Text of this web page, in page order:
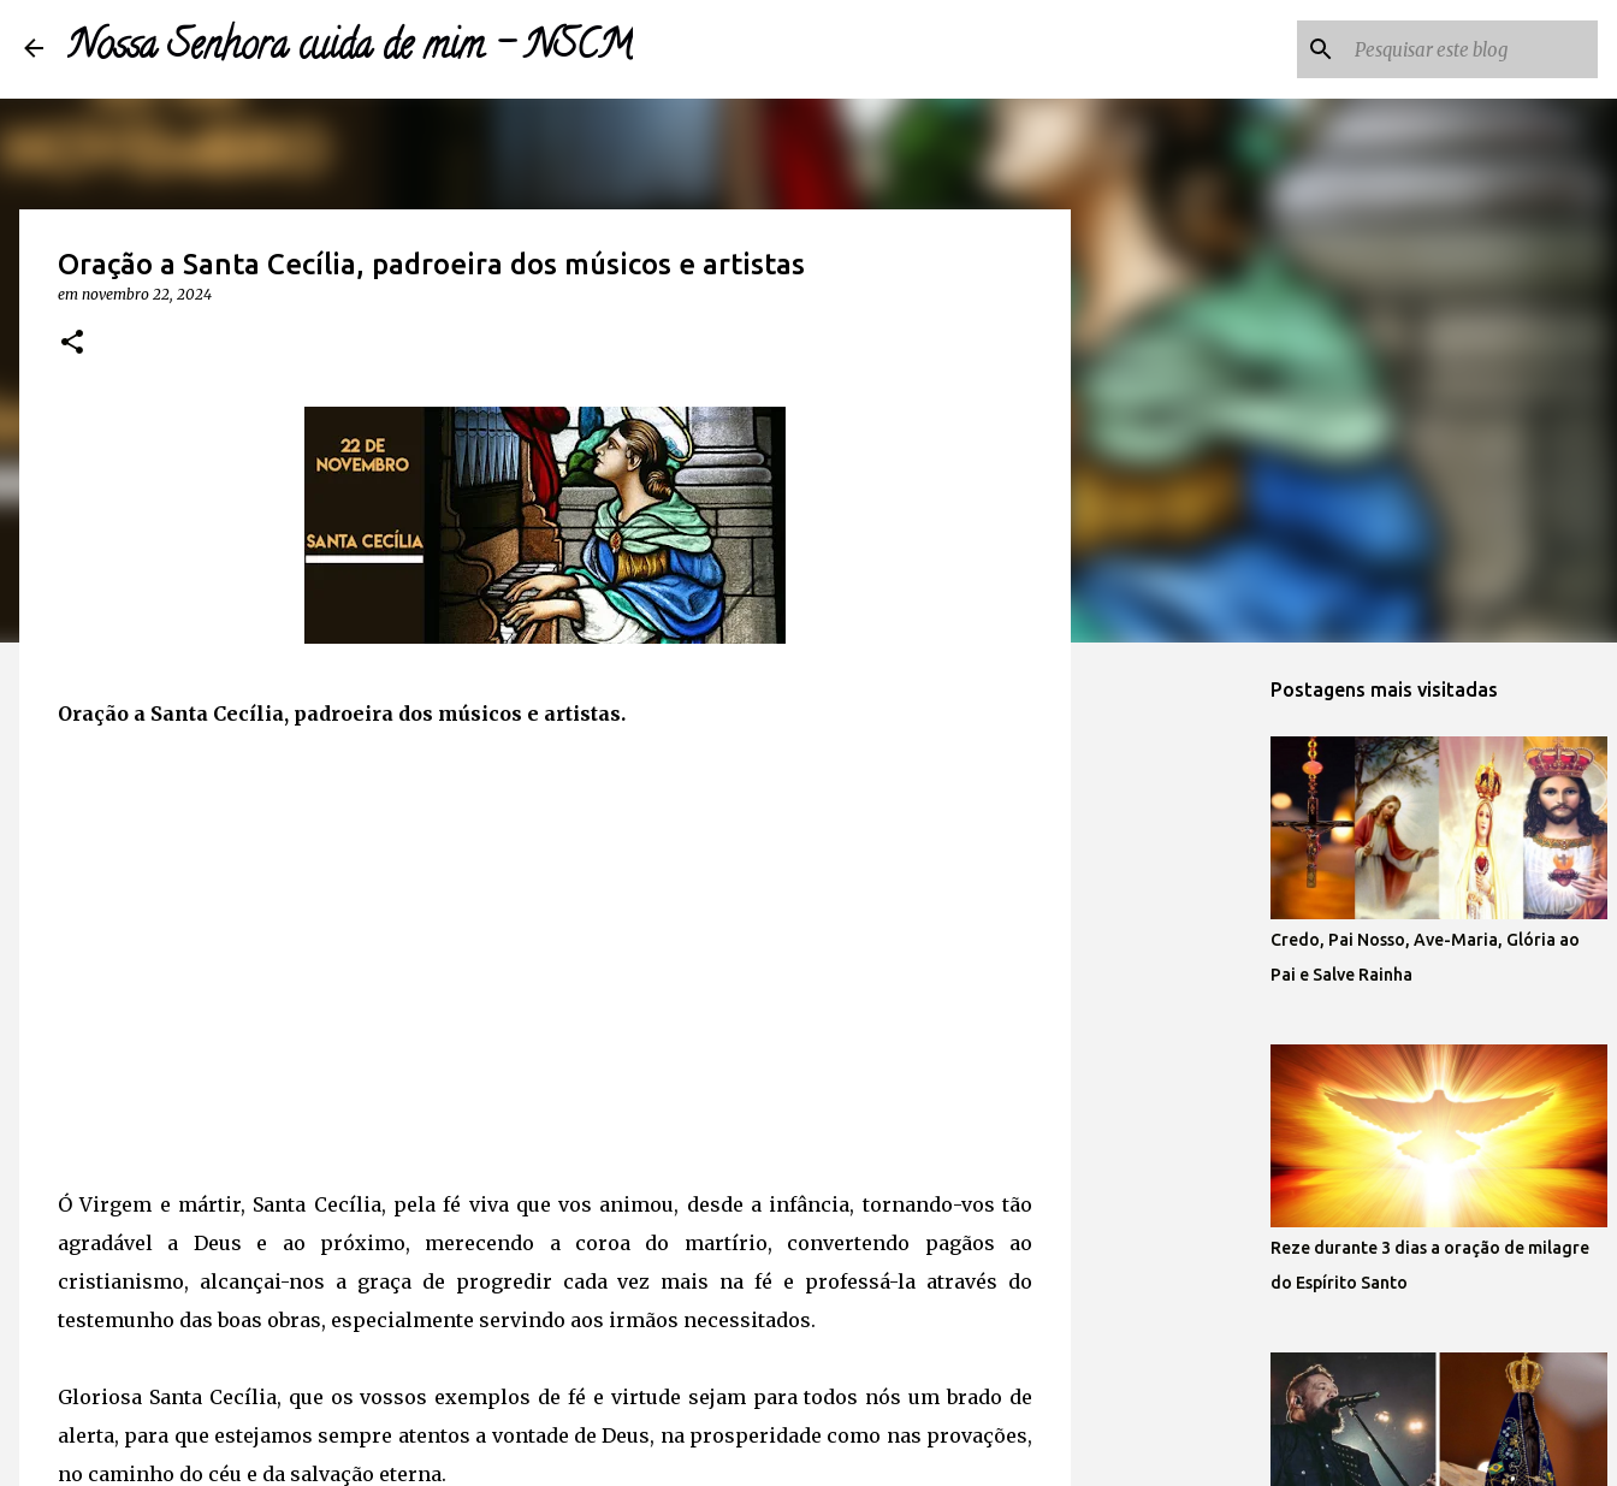
Nossa Senhora cuida de mim - NSCM
Oração a Santa Cecília, padroeira dos músicos e artistas
em novembro 22, 2024
Oração a Santa Cecília, padroeira dos músicos e artistas.
Ó Virgem e mártir, Santa Cecília, pela fé viva que vos animou, desde a infância, tornando-vos tão
agradável a Deus e ao próximo, merecendo a coroa do martírio, convertendo pagãos ao
cristianismo, alcançai-nos a graça de progredir cada vez mais na fé e professá-la através do
testemunho das boas obras, especialmente servindo aos irmãos necessitados.
Gloriosa Santa Cecília, que os vossos exemplos de fé e virtude sejam para todos nós um brado de
alerta, para que estejamos sempre atentos a vontade de Deus, na prosperidade como nas provações,
no caminho do céu e da salvação eterna.
Postagens mais visitadas
Credo, Pai Nosso, Ave-Maria, Glória ao
Pai e Salve Rainha
Reze durante 3 dias a oração de milagre
do Espírito Santo